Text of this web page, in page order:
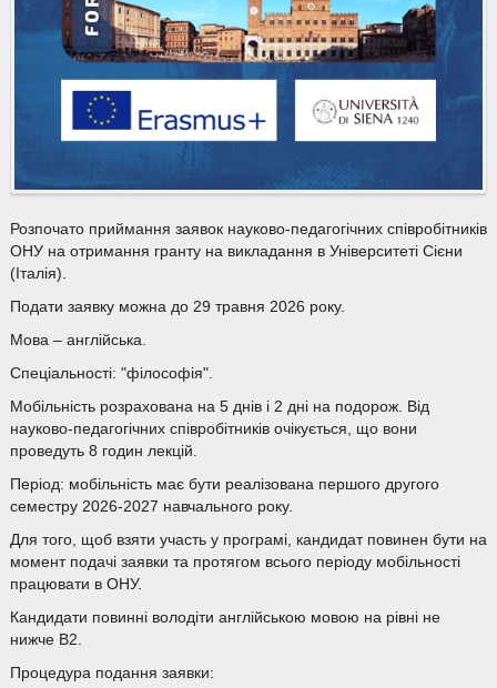
Розпочато приймання заявок науково-педагогічних співробітників
ОНУ на отримання гранту на викладання в Університеті Сієни
(Італія).
Подати заявку можна до 29 травня 2026 року.
Мова – англійська.
Спеціальності: "філософія".
Мобільність розрахована на 5 днів і 2 дні на подорож. Від
науково-педагогічних співробітників очікується, що вони
проведуть 8 годин лекцій.
Період: мобільність має бути реалізована першого другого
семестру 2026-2027 навчального року.
Для того, щоб взяти участь у програмі, кандидат повинен бути на
момент подачі заявки та протягом всього періоду мобільності
працювати в ОНУ.
Кандидати повинні володіти англійською мовою на рівні не
нижче В2.
Процедура подання заявки: